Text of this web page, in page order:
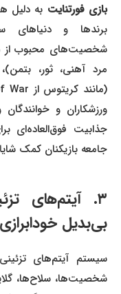
بازی فورتنایتبه دلیل
برندها و دنیاهای
شخصیت‌های محبوب از
مرد آهنی، ثور،
ورزشکاران و خوانندگان
جذابیت فوق‌العاده‌ای
جامعه بازیکنان کمک
۳. آیتم‌های
بی‌بدیل
سیستم آیتم‌های
شخصیت‌ها، سلاح‌ها،